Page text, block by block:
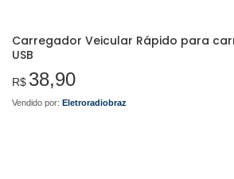
Carregador Veicular Rápido para
USB
R$ 38,90
Vendido por: Eletroradiobraz